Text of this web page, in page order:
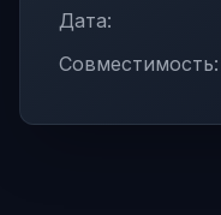
Дата:
Совместимость: